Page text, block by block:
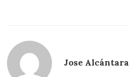
Jose Alcántara